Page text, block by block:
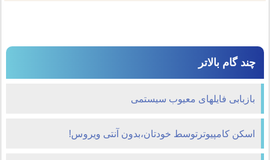
چند گام بالاتر
بازبابی فايلهای معيوب سيستمی
اسکن کامپیوترتوسط خودتان،بدون آنتی ویروس!